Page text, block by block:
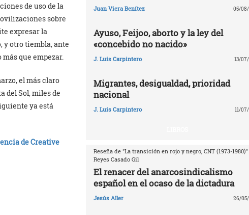
de uso de la
sobre
expresar la
y otro tiembla, ante
que empezar.
el más claro
del Sol, miles de
ya está
de Creative
Juan Viera Benítez 05/
Ayuso, Feijoo, aborto y la ley del
«concebido no nacido»
J. Luis Carpintero 13/
Migrantes, desigualdad, prioridad
nacional
J. Luis Carpintero 11/
Reseña de "La transición en rojo y negro, CNT (1973-
Reyes Casado Gil
El renacer del anarcosindicalismo
español en el ocaso de la dictadura
Jesús Aller 26/